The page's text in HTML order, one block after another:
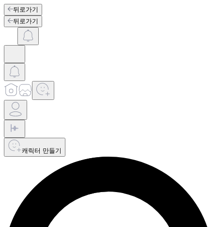
뒤로가기
뒤로가기
캐릭터 만들기